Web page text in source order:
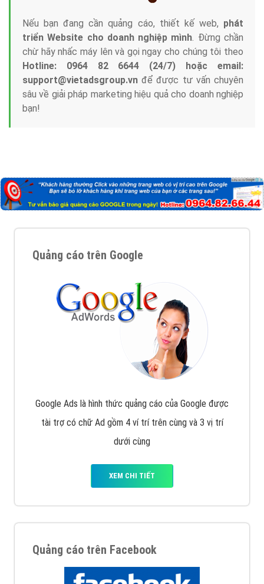
Nếu bạn đang cần quảng cáo, thiết kế web, phát
triển Website cho doanh nghiệp mình. Đừng chần
chừ hãy nhấc máy lên và gọi ngay cho chúng tôi theo
Hotline: 0964 82 6644 (24/7) hoặc email:
support@vietadsgroup.vn để được tư vấn chuyên
sâu về giải pháp marketing hiệu quả cho doanh nghiệp
bạn!
Quảng cáo trên Google
Google Ads là hình thức quảng cáo của Google được
tài trợ có chữ Ad gồm 4 ví trí trên cùng và 3 vị trí
dưới cùng
XEM CHI TIẾT
Quảng cáo trên Facebook